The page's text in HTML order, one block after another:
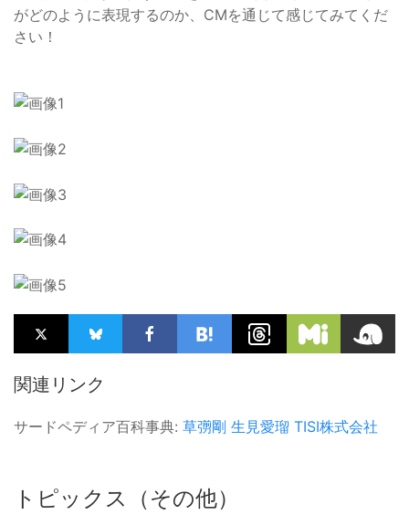
がどのように表現するのか、CMを通じて感じてみてくだ
さい！
関連リンク
サードペディア百科事典: 草彅剛 生見愛瑠 TISI株式会社
トピックス（その他）